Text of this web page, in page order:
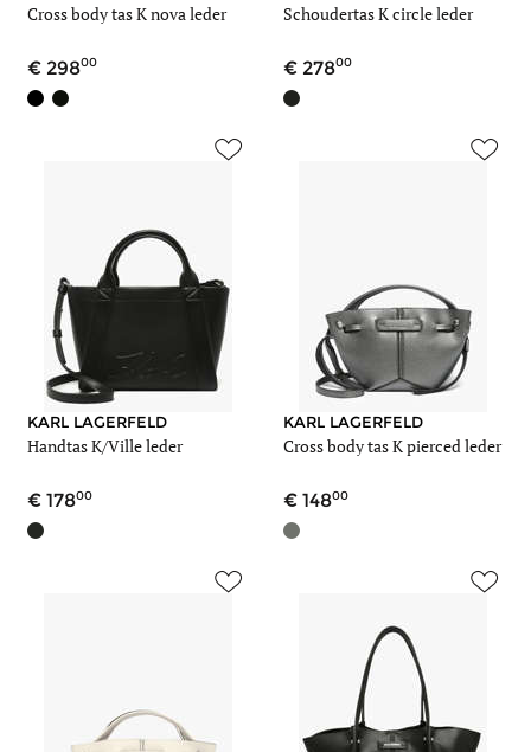
Cross body tas K nova leder
29800
Schoudertas K circle leder
27800
KARL LAGERFELD
Handtas K/Ville leder
17800
KARL LAGERFELD
Cross body tas K pierced leder
14800